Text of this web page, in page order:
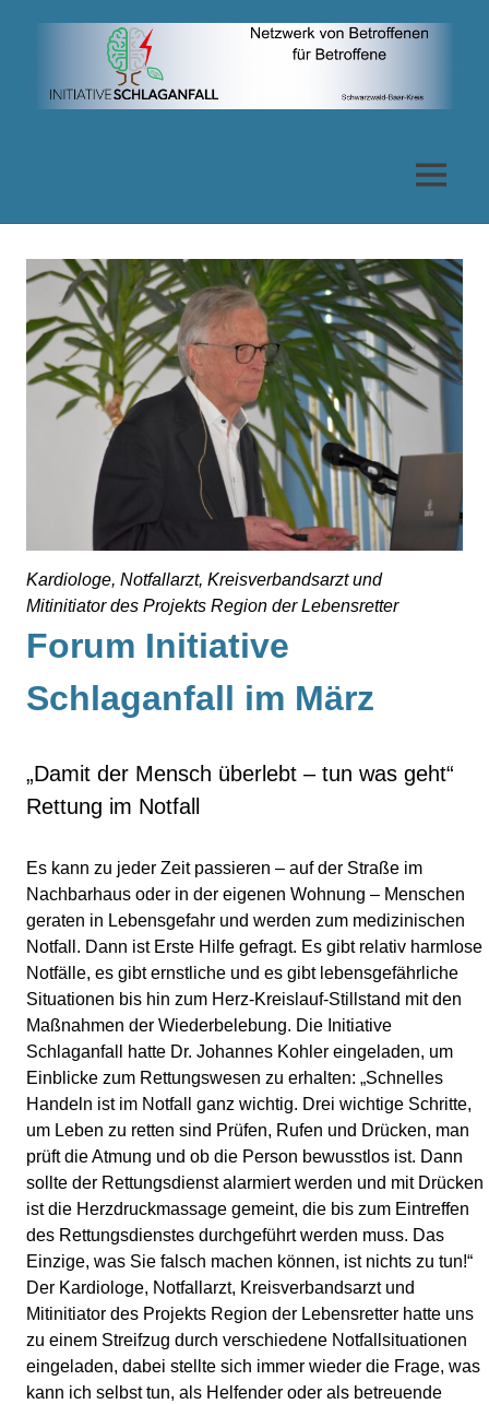
für
Betroffene
MENÜ
Kardiologe, Notfallarzt, Kreisverbandsarzt und
Mitinitiator des Projekts Region der Lebensretter
Forum Initiative
Schlaganfall im März
„Damit der Mensch überlebt – tun was geht“
Rettung im Notfall
Es kann zu jeder Zeit passieren – auf der Straße im
Nachbarhaus oder in der eigenen Wohnung – Menschen
geraten in Lebensgefahr und werden zum medizinischen
Notfall. Dann ist Erste Hilfe gefragt. Es gibt relativ harmlose
Notfälle, es gibt ernstliche und es gibt lebensgefährliche
Situationen bis hin zum Herz-Kreislauf-Stillstand mit den
Maßnahmen der Wiederbelebung. Die Initiative
Schlaganfall hatte Dr. Johannes Kohler eingeladen, um
Einblicke zum Rettungswesen zu erhalten: „Schnelles
Handeln ist im Notfall ganz wichtig. Drei wichtige Schritte,
um Leben zu retten sind Prüfen, Rufen und Drücken, man
prüft die Atmung und ob die Person bewusstlos ist. Dann
sollte der Rettungsdienst alarmiert werden und mit Drücken
ist die Herzdruckmassage gemeint, die bis zum Eintreffen
des Rettungsdienstes durchgeführt werden muss. Das
Einzige, was Sie falsch machen können, ist nichts zu tun!“
Der Kardiologe, Notfallarzt, Kreisverbandsarzt und
Mitinitiator des Projekts Region der Lebensretter hatte uns
zu einem Streifzug durch verschiedene Notfallsituationen
eingeladen, dabei stellte sich immer wieder die Frage, was
kann ich selbst tun, als Helfender oder als betreuende